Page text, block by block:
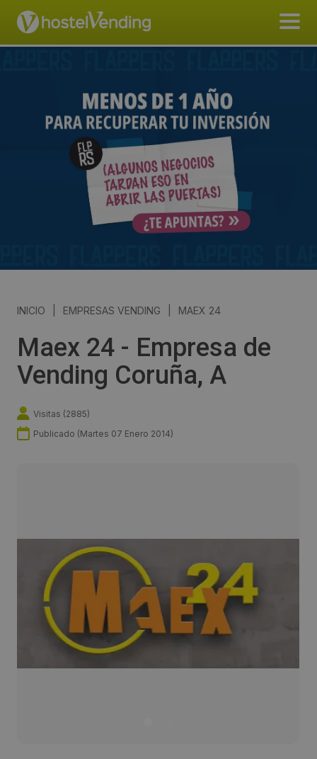
INICIO EMPRESAS VENDING MAEX 24
Maex 24 - Empresa de
Vending Coruña, A
Visitas (2885)
Publicado (Martes 07 Enero 2014)